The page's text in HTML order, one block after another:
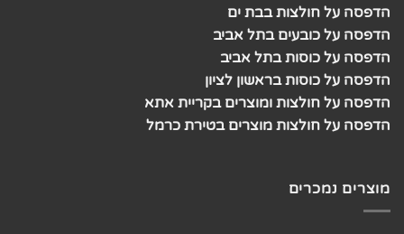
הדפסה על חולצות בבת ים
הדפסה על כובעים בתל אביב
הדפסה על כוסות בתל אביב
הדפסה על כוסות בראשון לציון
הדפסה על חולצות ומוצרים בקריית אתא
הדפסה על חולצות מוצרים בטירת כרמל
מוצרים נמכרים